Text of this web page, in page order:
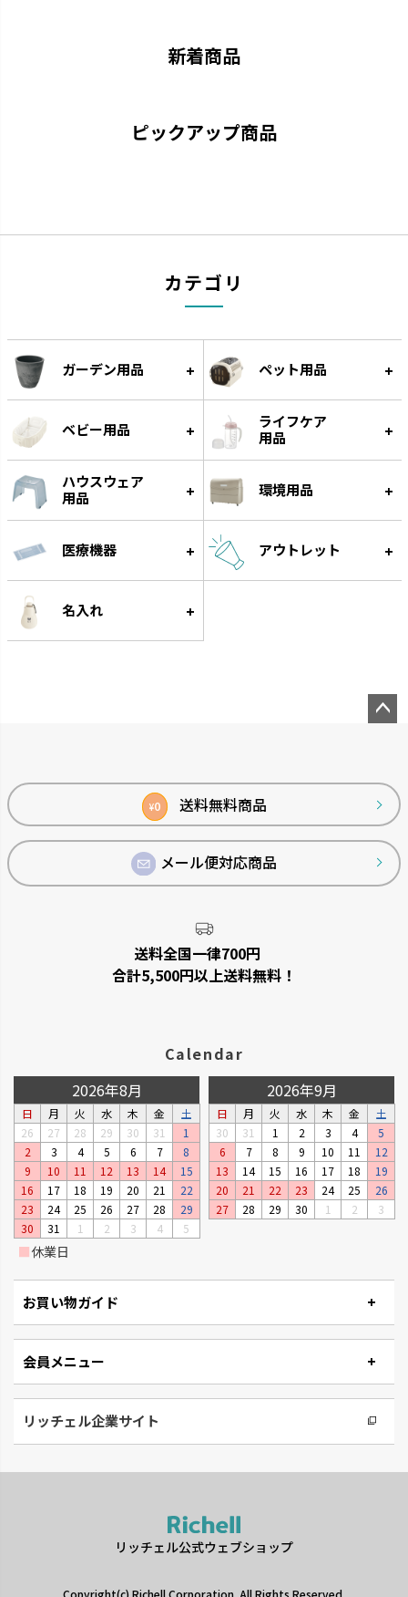
ラクール
機能的なアイテムでワンランクア
インテリアにマッチするデザイ
ンです。
つくりおき
シンプルトーン
シンプルで機能的です。
バスカHA
浴室の壁面パネルとコーディネー
リュクレ
凹凸がなくお手入れしやすい形
状です。
ダスポット
使いやすい生活の必需品です。
新着商品
ピックアップ商品
カテゴリ
ガーデン用品 ペット用品
ベビー用品
ライフケア
用品
ハウスウェア
用品
環境用品
医療機器 アウトレット
名入れ
¥0 送料無料商品
メール便対応商品
送料全国一律700円
合計5,500円以上送料無料！
Calendar
2026年8月
日 月 火 水 木 金
土
26
27 28 29 30 31
1
2
3 4 5 6 7
8
9
10 11 12 13 14
15
16
17 18 19 20 21
22
23
24 25 26 27 28
29
30
31 1 2 3 4 5
2026年9月
日 月 火 水 木 金
土
30
31 1 2 3 4
5
6
7 8 9 10 11
12
13
14 15 16 17 18
19
20
21 22 23 24 25
26
27
28 29 30 1 2 3
■休業日
お買い物ガイド
会員メニュー
リッチェル企業サイト
リッチェル公式ウェブショップ
ップ
へ
Copyright(c) Richell Corporation. All Rights Reserved.